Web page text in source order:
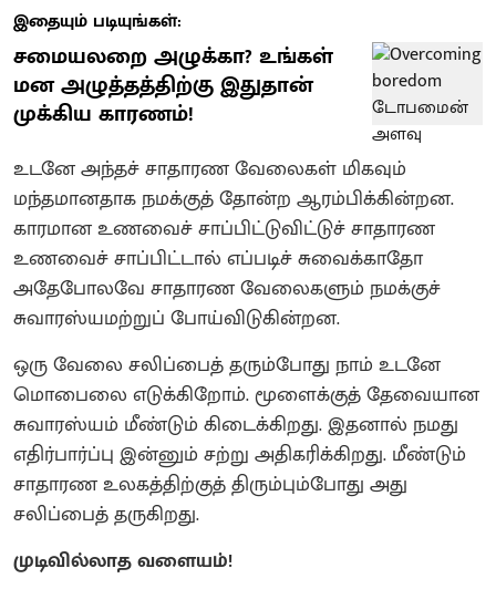
இதையும் படியுங்கள்:
சமையலறை அழுக்கா? உங்கள்
மன அழுத்தத்திற்கு இதுதான்
முக்கிய காரணம்!
உடனே அந்தச் சாதாரண வேலைகள் மிகவும்
மந்தமானதாக நமக்குத் தோன்ற ஆரம்பிக்கின்றன.
காரமான உணவைச் சாப்பிட்டுவிட்டுச் சாதாரண
உணவைச் சாப்பிட்டால் எப்படிச் சுவைக்காதோ
அதேபோலவே சாதாரண வேலைகளும் நமக்குச்
சுவாரஸ்யமற்றுப் போய்விடுகின்றன.
ஒரு வேலை சலிப்பைத் தரும்போது நாம் உடனே
மொபைலை எடுக்கிறோம். மூளைக்குத் தேவையான
சுவாரஸ்யம் மீண்டும் கிடைக்கிறது. இதனால் நமது
எதிர்பார்ப்பு இன்னும் சற்று அதிகரிக்கிறது. மீண்டும்
சாதாரண உலகத்திற்குத் திரும்பும்போது அது
சலிப்பைத் தருகிறது.
முடிவில்லாத வளையம்!